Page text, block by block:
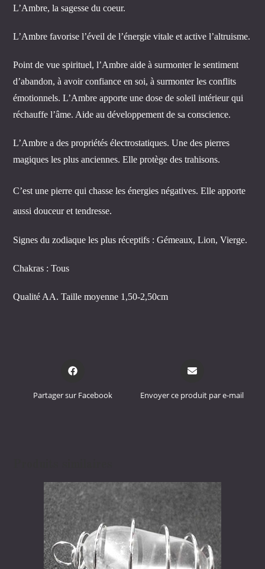
L’Ambre, la sagesse du coeur.
L’Ambre favorise l’éveil de l’énergie vitale et active l’altruisme.
Point de vue spirituel, l’Ambre aide à surmonter le sentiment
d’abandon, à avoir confiance en soi, à surmonter les conflits
émotionnels. L’Ambre apporte une dose de soleil intérieur qui
réchauffe l’âme. Aide au développement de sa conscience.
L’Ambre a des propriétés électrostatiques. Une des pierres
magiques les plus anciennes. Elle protège des trahisons.
C’est une pierre qui chasse les énergies négatives. Elle apporte
aussi douceur et tendresse.
Signes du zodiaque les plus réceptifs : Gémeaux, Lion, Vierge.
Chakras : Tous
Qualité AA. Taille moyenne 1,50-2,50cm
Opens
new
Partager sur Facebook
Opens
new
Envoyer ce produit par e-mail